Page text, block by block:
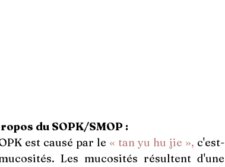
du SOPK/SMOP :
est causé par le « tan yu hu jie », c'est-
Les mucosités résultent d'une